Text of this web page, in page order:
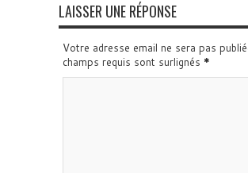
LAISSER UNE RÉPONSE
Votre adresse email ne sera pas
champs requis sont surlignés *